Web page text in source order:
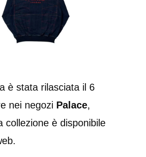
è stata rilasciata il 6
nei negozi Palace,
collezione è disponibile